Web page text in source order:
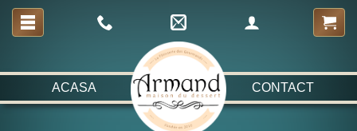
ACASA CONTACT